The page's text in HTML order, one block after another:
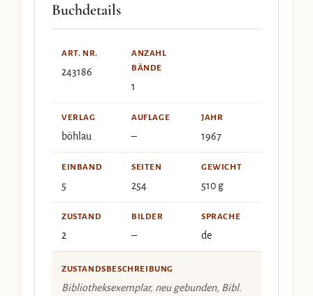
Buchdetails
ART. NR.
243186
ANZAHL
BÄNDE
1
VERLAG
böhlau
AUFLAGE
–
JAHR
1967
EINBAND
5
SEITEN
254
GEWICHT
510 g
ZUSTAND
2
BILDER
–
SPRACHE
de
ZUSTANDSBESCHREIBUNG
Bibliotheksexemplar, neu gebunden, Bibl.